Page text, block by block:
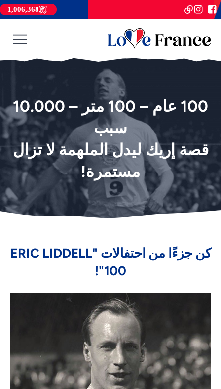
1,006,368
100 عام – 100 متر – 10.000
سبب
قصة إريك ليدل الملهمة لا تزال
مستمرة!
كن جزءًا من احتفالات "ERIC LIDDELL
100"!